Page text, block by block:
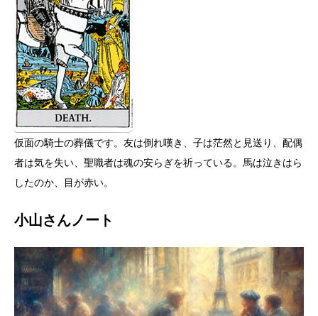
仮面の騎士の葬儀です。友は倒れ嘆き、子は茫然と見送り、配偶
者は気を失い、聖職者は魂の安らぎを祈っている。馬は泣きはら
したのか、目が赤い。
小山さんノート